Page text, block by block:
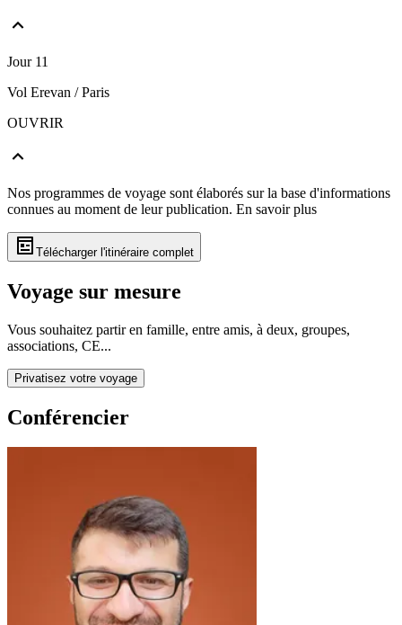
Jour 11
Vol Erevan / Paris
OUVRIR
Nos programmes de voyage sont élaborés sur la base d'informations
connues au moment de leur publication. En savoir plus
Télécharger l'itinéraire complet
Voyage sur mesure
Vous souhaitez partir en famille, entre amis, à deux, groupes,
associations, CE...
Privatisez votre voyage
Conférencier